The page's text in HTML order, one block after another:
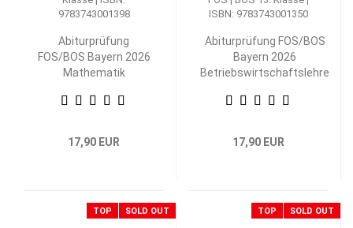
Abiturprüfung
FOS/BOS Bayern 2026
Mathematik
Klasse
17,90 EUR
Abiturprüfung FOS/BOS
Bayern 2026
Betriebswirtschaftslehre
Klasse
17,90 EUR
TOP SOLD OUT TOP SOLD OUT